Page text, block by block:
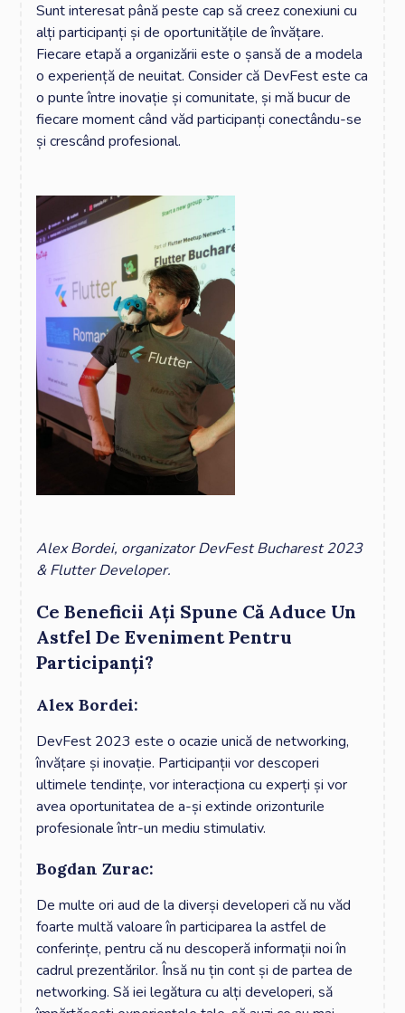
Sunt interesat până peste cap să creez conexiuni cu
alți participanți și de oportunitățile de învățare.
Fiecare etapă a organizării este o șansă de a modela
o experiență de neuitat. Consider că DevFest este ca
o punte între inovație și comunitate, și mă bucur de
fiecare moment când văd participanți conectându-se
și crescând profesional.
Alex Bordei, organizator DevFest Bucharest 2023
& Flutter Developer.
Ce Beneficii Ați Spune Că Aduce Un
Astfel De Eveniment Pentru
Participanți?
Alex Bordei:
DevFest 2023 este o ocazie unică de networking,
învățare și inovație. Participanții vor descoperi
ultimele tendințe, vor interacționa cu experți și vor
avea oportunitatea de a-și extinde orizonturile
profesionale într-un mediu stimulativ.
Bogdan Zurac:
De multe ori aud de la diverși developeri că nu văd
foarte multă valoare în participarea la astfel de
conferințe, pentru că nu descoperă informații noi în
cadrul prezentărilor. Însă nu țin cont și de partea de
networking. Să iei legătura cu alți developeri, să